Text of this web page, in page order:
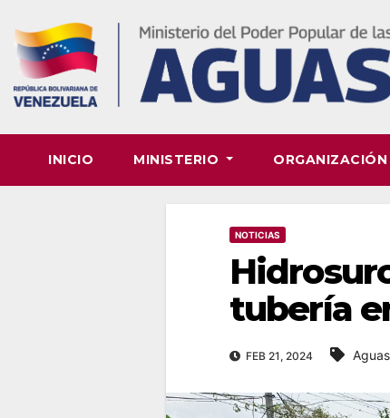
content
INICIO MINISTERIO ORGANIZACIÓN
NOTICIAS
tubería
FEB 21, 2024